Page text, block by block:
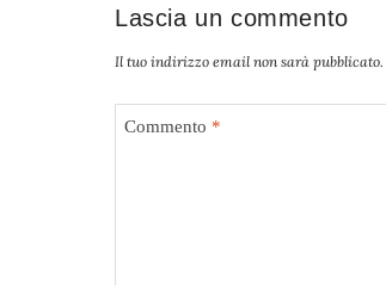
Lascia un commento
Il tuo indirizzo email non sarà pubblicato.
Commento *